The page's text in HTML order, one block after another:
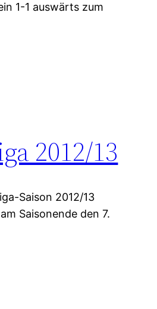
1-1 auswärts zum
2012/13
Saison 2012/13
Saisonende den 7.